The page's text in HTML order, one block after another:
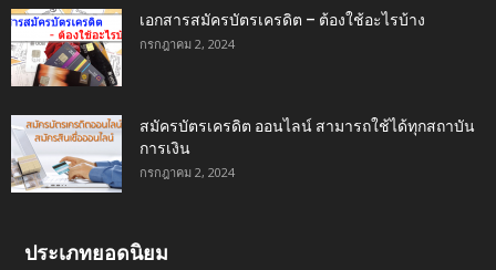
เอกสารสมัครบัตรเครดิต – ต้องใช้อะไรบ้าง
กรกฎาคม 2, 2024
สมัครบัตรเครดิต ออนไลน์ สามารถใช้ได้ทุกสถาบัน
การเงิน
กรกฎาคม 2, 2024
ประเภทยอดนิยม